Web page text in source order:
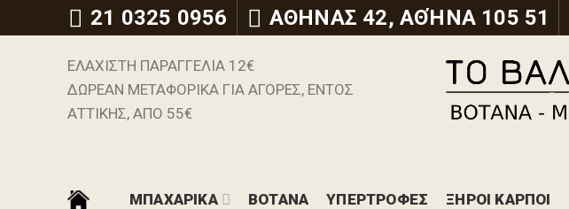
21 0325 0956 ΑΘΗΝΑΣ 42, ΑΘΉΝΑ 105 51
ΕΛΑΧΙΣΤΗ ΠΑΡΑΓΓΕΛΙΑ 12€
ΔΩΡΕΑΝ ΜΕΤΑΦΟΡΙΚΑ ΓΙΑ ΑΓΟΡΕΣ, ΕΝΤΟΣ
ΑΤΤΙΚΗΣ, ΑΠΟ 55€
ΜΠΑΧΑΡΙΚΑ ΒΟΤΑΝΑ ΥΠΕΡΤΡΟΦΕΣ ΞΗΡΟΙ ΚΑΡΠΟΙ